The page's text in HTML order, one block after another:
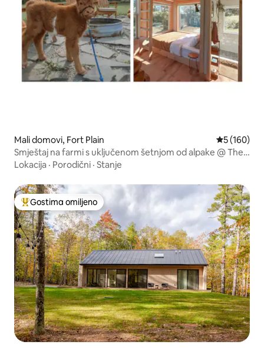
Mali domovi, Fort Plain Prosečna
5 (160)
Smještaj na farmi s uključenom šetnjom od alpake @ The
Stead
Lokacija · Porodični · Stanje
Najuspešniji među gostima omiljenim
Gostima omiljeno